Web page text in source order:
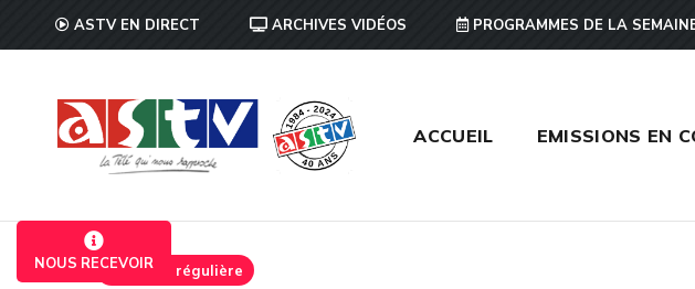
ASTV EN DIRECT ARCHIVES VIDÉOS PROGRAMMES DE LA
ACCUEIL EMISSIONS EN
NOUS RECEVOIREmission régulière